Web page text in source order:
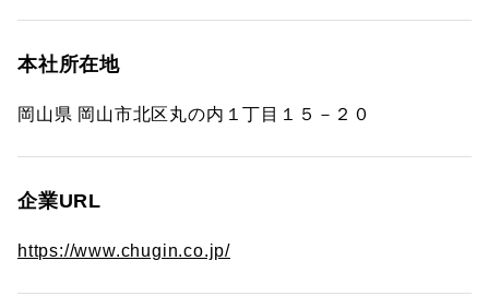
本社所在地
岡山県 岡山市北区丸の内１丁目１５－２０
企業URL
https://www.chugin.co.jp/